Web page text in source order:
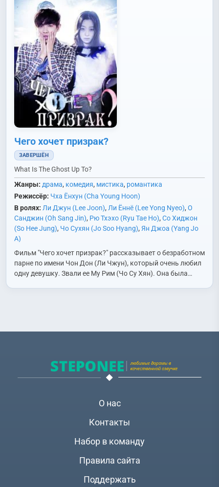
Чего хочет призрак?
ЗАВЕРШЁН
What Is The Ghost Up To?
Жанры: драма, комедия, мистика, романтика
Режиссёр: Чха Ёнхун (Cha Young Hoon)
В ролях: Ли Джун (Lee Joon), Ли Ённё (Lee Yong Nyeo), О
Санджин (Oh Sang Jin), Рю Тхэхо (Ryu Tae Ho), Со Хиджон
(So Hee Jung), Чо Сухян (Jo Soo Hyang), Ян Джоа (Yang Jo
A)
Фильм "Чего хочет призрак?" рассказывает о безработном
парне по имени Чон Дон (Ли Чжун), который очень любил
одну девушку. Звали ее Му Рим (Чо Су Хян). Она была…
О нас
Контакты
Набор в команду
Правила сайта
Поддержать